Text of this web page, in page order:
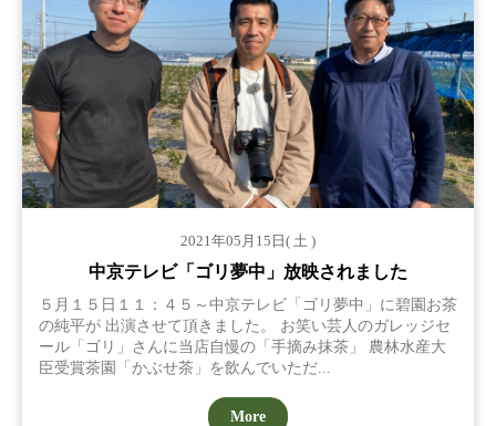
2021年05月15日( 土 )
中京テレビ「ゴリ夢中」放映されました
５月１５日１１：４５～中京テレビ「ゴリ夢中」に碧園お茶
の純平が 出演させて頂きました。 お笑い芸人のガレッジセ
ール「ゴリ」さんに当店自慢の「手摘み抹茶」 農林水産大
臣受賞茶園「かぶせ茶」を飲んでいただ...
More